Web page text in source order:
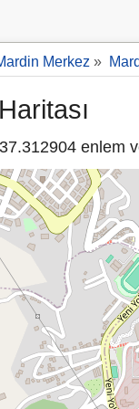
Merkez »
37.312904 enlem